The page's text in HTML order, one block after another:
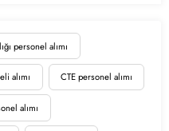
personel alımı
alımı CTE personel alımı
alımı